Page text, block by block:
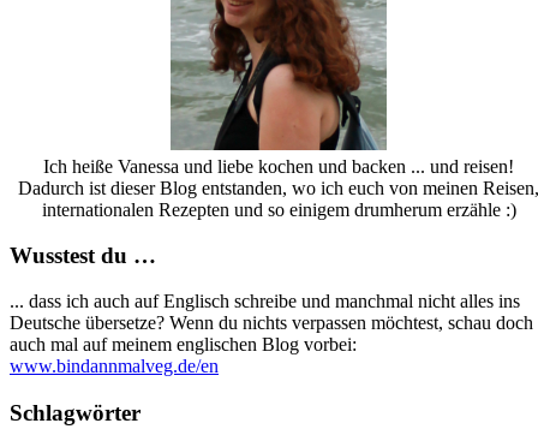
Ich heiße Vanessa und liebe kochen und backen ... und reisen!
Dadurch ist dieser Blog entstanden, wo ich euch von meinen Reisen,
internationalen Rezepten und so einigem drumherum erzähle :)
Wusstest du …
... dass ich auch auf Englisch schreibe und manchmal nicht alles ins
Deutsche übersetze? Wenn du nichts verpassen möchtest, schau doch
auch mal auf meinem englischen Blog vorbei:
www.bindannmalveg.de/en
Schlagwörter